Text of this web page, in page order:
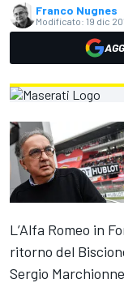
Franco Nugnes
Modificato: 19 dic
L’Alfa Romeo in
ritorno del
Sergio